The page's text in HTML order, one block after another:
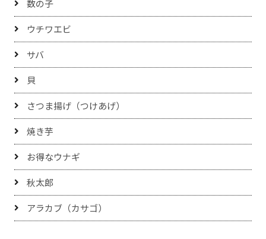
数の子
ウチワエビ
サバ
貝
さつま揚げ（つけあげ）
焼き芋
お得なウナギ
秋太郎
アラカブ（カサゴ）